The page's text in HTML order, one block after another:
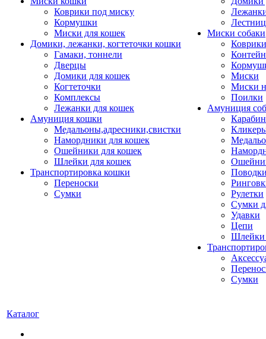
Коврики под миску
Кормушки
Миски для кошек
Домики, лежанки, когтеточки кошки
Гамаки, тоннели
Дверцы
Домики для кошек
Когтеточки
Комплексы
Лежанки для кошек
Амуниция кошки
Медальоны,адресники,свистки
Намордники для кошек
Ошейники для кошек
Шлейки для кошек
Транспортировка кошки
Переноски
Сумки
Миски собаки
Миски
Миски
Поилки
Амуниция
Рулетки
Сумки
Удавки
Цепи
Шлейки
Сумки
Каталог